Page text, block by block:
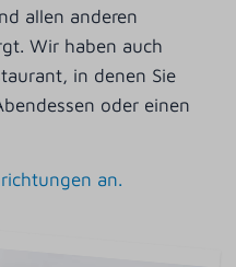
allen anderen
Wir haben auch
in denen Sie
oder einen
an.